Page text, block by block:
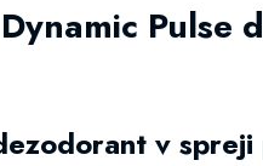
Pulse
v